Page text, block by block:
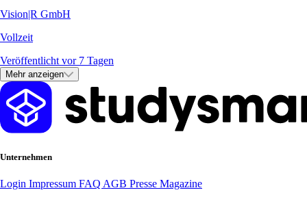
Vision|R GmbH
Vollzeit
Veröffentlicht vor 7 Tagen
Mehr anzeigen
Unternehmen
Login Impressum FAQ AGB Presse Magazine